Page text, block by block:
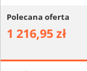
Polecana oferta
1 216,95 zł